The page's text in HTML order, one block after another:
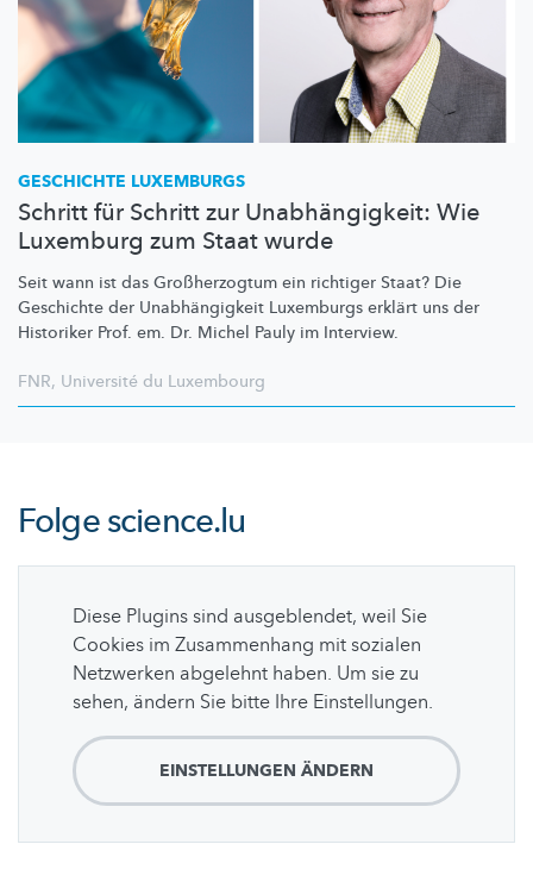
GESCHICHTE LUXEMBURGS
Schritt für Schritt zur Unabhängigkeit: Wie
Luxemburg zum Staat wurde
Seit wann ist das Großherzogtum ein richtiger Staat? Die
Geschichte der Unabhängigkeit Luxemburgs erklärt uns der
Historiker Prof. em. Dr. Michel Pauly im Interview.
FNR, Université du Luxembourg
Folgescience.lu
Diese Plugins sind ausgeblendet, weil Sie
Cookies im Zusammenhang mit sozialen
Netzwerken abgelehnt haben. Um sie zu
sehen, ändern Sie bitte Ihre Einstellungen.
EINSTELLUNGEN ÄNDERN